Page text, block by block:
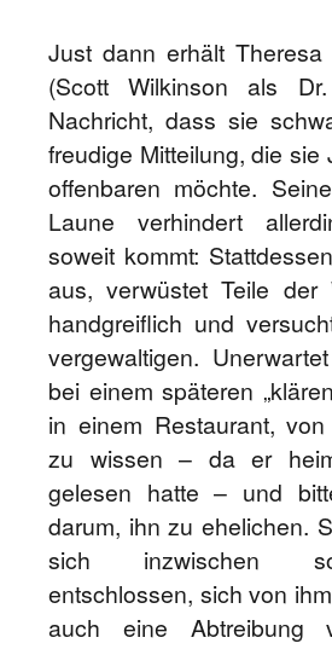
Just dann erhält
(Scott Wilkinson als
Nachricht, dass sie
freudige Mitteilung, die sie
offenbaren möchte.
Laune verhindert
soweit kommt:
aus, verwüstet Teile der
handgreiflich und
vergewaltigen.
bei einem späteren
in einem Restaurant,
zu wissen – da er
gelesen hatte – und
darum, ihn zu ehelichen.
sich inzwischen
entschlossen, sich von
auch eine Abtreibung